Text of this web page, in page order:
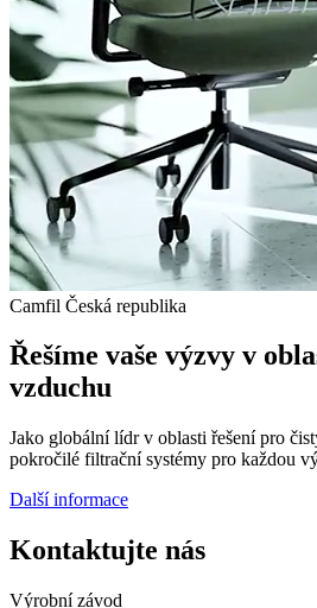
Camfil Česká republika
Řešíme vaše výzvy v
vzduchu
Jako globální lídr v oblasti řešení pro
pokročilé filtrační systémy pro každou
Další informace
Kontaktujte nás
Výrobní závod